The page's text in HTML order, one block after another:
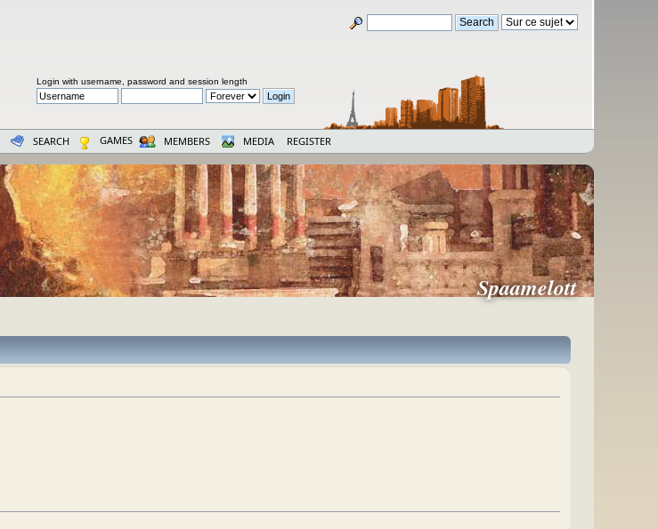
Login with username, password and session length
SEARCH GAMES MEMBERS MEDIA REGISTER
Spaamelott